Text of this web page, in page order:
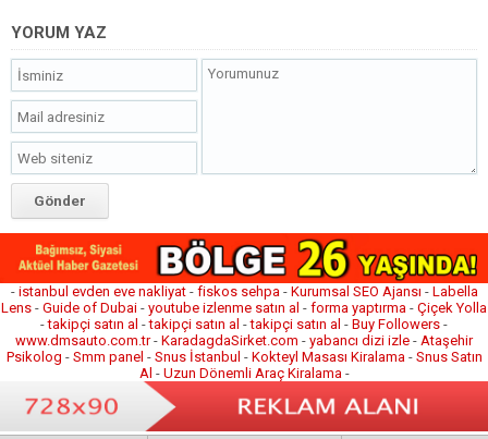
YORUM YAZ
- istanbul evden eve nakliyat- fiskos sehpa- Kurumsal SEO Ajansı - Labella
Lens - Guide of Dubai - youtube izlenme satın al - forma yaptırma - Çiçek Yolla
-takipçi satın al -takipçi satın al -takipçi satın al - Buy Followers -
www.dmsauto.com.tr- KaradagdaSirket.com - yabancı dizi izle - Ataşehir
Psikolog - Smm panel - Snus İstanbul - Kokteyl Masası Kiralama- Snus Satın
Al - Uzun Dönemli Araç Kiralama-